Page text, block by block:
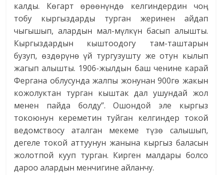
калды. Көгарт өрөөнүндө келгиндердин чоң
тобу кыргыздарды турган жеринен айдап
чыгышып, алардын мал-мүлкүн басып алышты.
Кыргыздардын кыштоодогу там-таштарын
бузуп, өздөрүнө үй тургузушту же отун кылып
жагып алышты. 1906-жылдын баш ченине карай
Фергана облусунда жалпы жонунан 900гө жакын
кожолуктан турган кыштак дал ушундай жол
менен пайда болду”. Ошондой эле кыргыз
токоюнун кереметин туйган келгиндер токой
ведомствосу аталган мекеме түзө салышып,
дегеле токой аттуунун жанына кыргыз баласын
жолотпой кууп турган. Кирген малдары болсо
дароо алардын менчигине айланчу.